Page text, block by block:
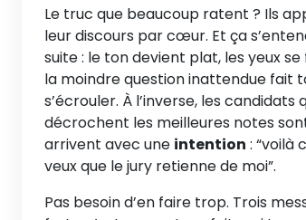
Le truc que beaucoup ratent ? Ils
leur discours par cœur. Et ça
suite : le ton devient plat, les yeux
la moindre question inattendue fait
s’écrouler. À l’inverse, les candidats
décrochent les meilleures notes
arrivent avec une intention : “voilà
veux que le jury retienne de moi”.
Pas besoin d’en faire trop. Trois